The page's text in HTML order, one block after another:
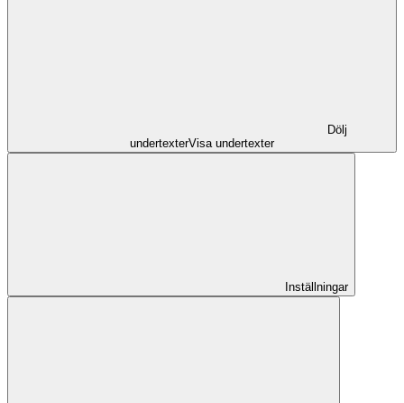
Dölj
undertexterVisa undertexter
Inställningar